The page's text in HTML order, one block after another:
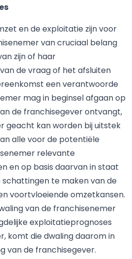
en de exploitatie zijn voor
van cruciaal belang
zijn of haar
de vraag of het afsluiten
een verantwoorde
mag in beginsel afgaan op
de franchisegever ontvangt,
geacht kan worden bij uitstek
alle voor de potentiële
relevante
en op basis daarvan in staat
schattingen te maken van de
voortvloeiende omzetkansen.
van de franchisenemer
exploitatieprognoses
komt die dwaling daarom in
van de franchisegever.